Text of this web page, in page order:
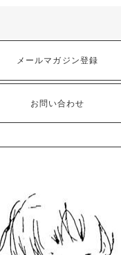
メールマガジン登録
お問い合わせ